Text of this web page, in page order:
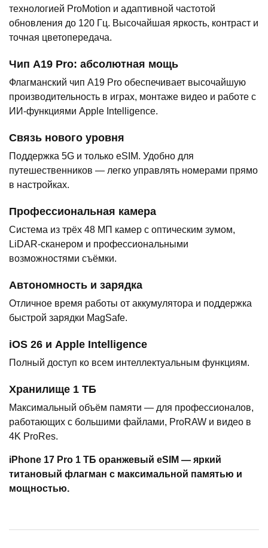
технологией ProMotion и адаптивной частотой
обновления до 120 Гц. Высочайшая яркость, контраст и
точная цветопередача.
Чип A19 Pro: абсолютная мощь
Флагманский чип A19 Pro обеспечивает высочайшую
производительность в играх, монтаже видео и работе с
ИИ-функциями Apple Intelligence.
Связь нового уровня
Поддержка 5G и только eSIM. Удобно для
путешественников — легко управлять номерами прямо
в настройках.
Профессиональная камера
Система из трёх 48 МП камер с оптическим зумом,
LiDAR-сканером и профессиональными
возможностями съёмки.
Автономность и зарядка
Отличное время работы от аккумулятора и поддержка
быстрой зарядки MagSafe.
iOS 26 и Apple Intelligence
Полный доступ ко всем интеллектуальным функциям.
Хранилище 1 ТБ
Максимальный объём памяти — для профессионалов,
работающих с большими файлами, ProRAW и видео в
4K ProRes.
iPhone 17 Pro 1 ТБ оранжевый eSIM — яркий
титановый флагман с максимальной памятью и
мощностью.